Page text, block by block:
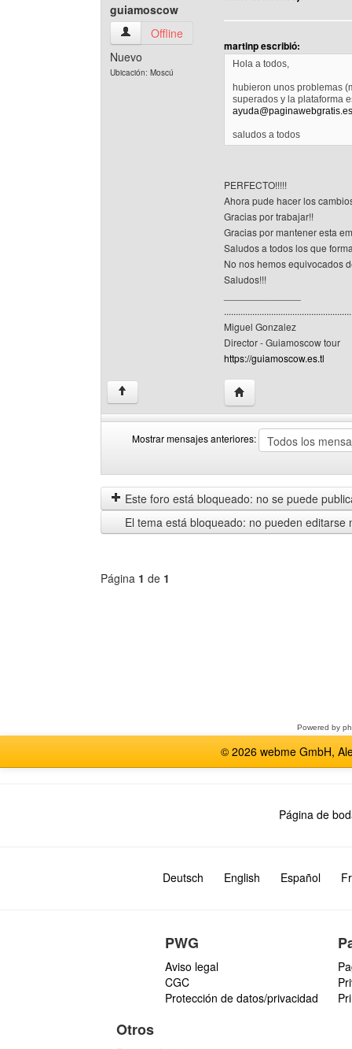
guiamoscow
guiamoscow Ver perfil del usuario
Offline
Nuevo
Ubicación: Moscú
martinp escribió:
Hola a todos,
hubieron unos problemas
superados y la plataforma
ayuda@paginawebgratis.es
saludos a todos
PERFECTO!!!!!
Ahora pude hacer los
Gracias por trabajar!!
Gracias por mantener esta
Saludos a todos los que
No nos hemos equivocados
Saludos!!!
Miguel Gonzalez
Director - Guiamoscow tour
https://guiamoscow.es.tl
↑ Visitar sitio web del
Mostrar mensajes anteriores:
mensajes
anteriores
by
Este foro está bloqueado: no se puede
El tema está bloqueado: no pueden editarse
Página 1 de 1
Powered by
© 2026 webme GmbH,
Página de
Deutsch English Español
PWG
Aviso legal
CGC
Protección de datos/privacidad
Otros